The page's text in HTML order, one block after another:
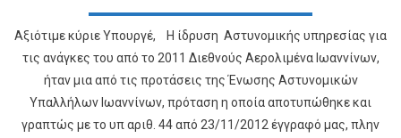
Αξιότιμε κύριε Υπουργέ, Η ίδρυση Αστυνομικής υπηρεσίας για
τις ανάγκες του από το 2011 Διεθνούς Αερολιμένα Ιωαννίνων,
ήταν μια από τις προτάσεις της Ένωσης Αστυνομικών
Υπαλλήλων Ιωαννίνων, πρόταση η οποία αποτυπώθηκε και
γραπτώς με το υπ αριθ. 44 από 23/11/2012 έγγραφό μας, πλην